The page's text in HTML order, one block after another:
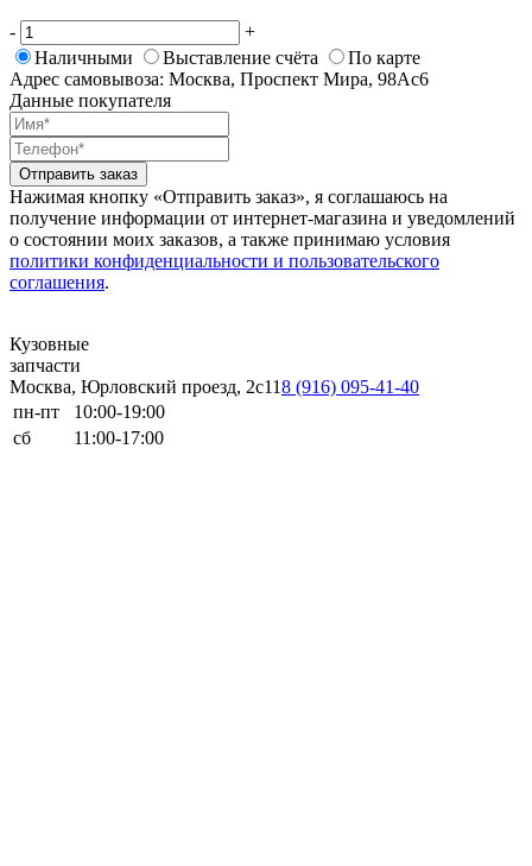
-
+
Наличными
Выставление счёта
По карте
Адрес самовывоза: Москва, Проспект Мира, 98Ас6
Данные покупателя
Отправить заказ
Нажимая кнопку «Отправить заказ», я соглашаюсь на
получение информации от интернет-магазина и уведомлений
о состоянии моих заказов, а также принимаю условия
политики конфиденциальности и пользовательского
соглашения.
Кузовные
запчасти
Москва, Юрловский проезд, 2с118 (916) 095-41-40
пн-пт
10:00-19:00
сб
11:00-17:00